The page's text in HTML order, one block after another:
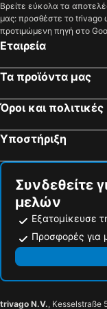
Βρείτε εύκολα τα
μας: προσθέστε το trivago
προτιμώμενη πηγή στο
Εταιρεία
Τα προϊόντα μας
Όροι και πολιτικές
Υποστήριξη
Συνδεθείτε
μελών
Εξατομίκευσε
Προσφορές για
trivago N.V., Kesselstraße